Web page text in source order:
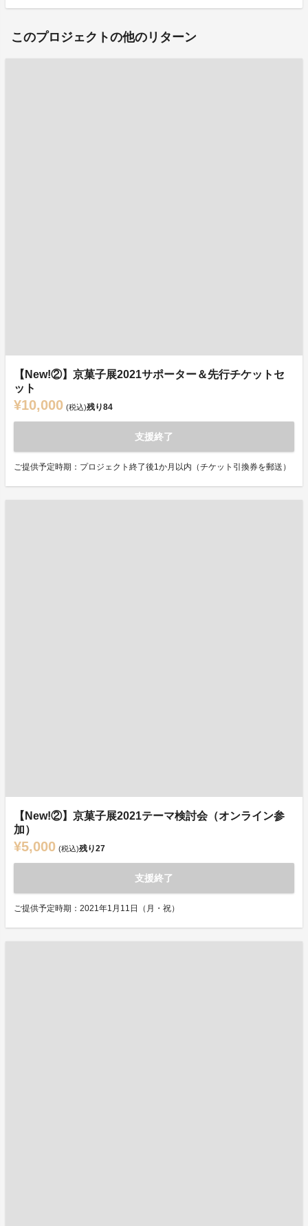
このプロジェクトの他のリターン
【New!②】京菓子展2021サポーター＆先行チケットセ
ット
¥10,000 (税込)残り84
支援終了
ご提供予定時期：プロジェクト終了後1か月以内（チケット引換券を郵送）
【New!②】京菓子展2021テーマ検討会（オンライン参
加）
¥5,000 (税込)残り27
支援終了
ご提供予定時期：2021年1月11日（月・祝）